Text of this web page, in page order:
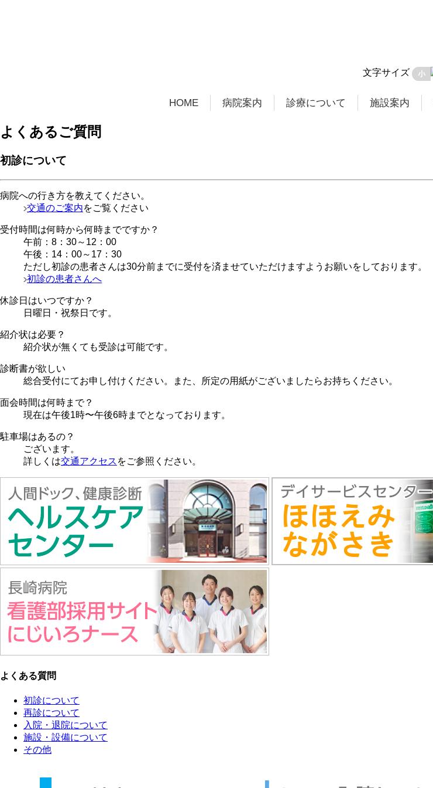
文字サイズ
HOME
病院案内
診療について 施設案内
よくあるご質問
初診について
病院への行き方を教えてください。
交通のご案内をご覧ください
受付時間は何時から何時までですか？
午前：8：30～12：00
午後：14：00～17：30
ただし初診の患者さんは30分前までに受付を済ませていただけますようお願いをしております。
初診の患者さんへ
休診日はいつですか？
日曜日・祝祭日です。
紹介状は必要？
紹介状が無くても受診は可能です。
診断書が欲しい
総合受付にてお申し付けください。また、所定の用紙がございましたらお持ちください。
面会時間は何時まで？
現在は午後1時〜午後6時までとなっております。
駐車場はあるの？
ございます。
詳しくは交通アクセス をご参照ください。
よくある質問
初診について
再診について
入院・退院について
施設・設備について
その他